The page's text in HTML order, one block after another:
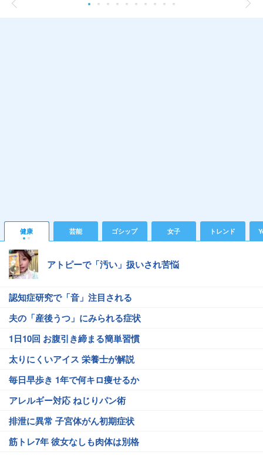
健康 芸能 ゴシップ 女子 トレンド
アトピーで「汚い」扱いされ苦悩
認知症研究で「音」注目される
夫の「産後うつ」にみられる症状
1日10回 お腹引き締まる簡単習慣
太りにくいアイス 栄養士が解説
毎日早歩き 1年で何キロ痩せるか
アレルギー対応 ねじりパン術
排泄に異常 子宮体がん初期症状
筋トレ7年 彼女なしも肉体は別格